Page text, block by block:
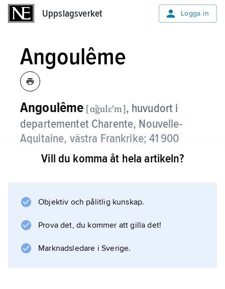
Uppslagsverket Logga in
Angoulême
Angoulême [ɑ̃gulɛʹm], huvudort i
departementet Charente, Nouvelle-
Aquitaine, västra Frankrike; 41 900
invånare (2016).
staden finns en romansk katedral från 1100-
Angoulême hålls årligen en internationell
festival för tecknade serier.
Vill du komma åt hela artikeln?
Objektiv och pålitlig kunskap.
Prova det, du kommer att gilla det!
Marknadsledare i Sverige.